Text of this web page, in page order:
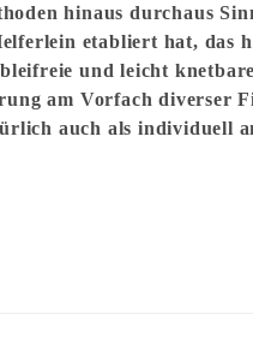
hinaus durchaus
etabliert hat, das
und leicht
am Vorfach diverser
auch als individuell